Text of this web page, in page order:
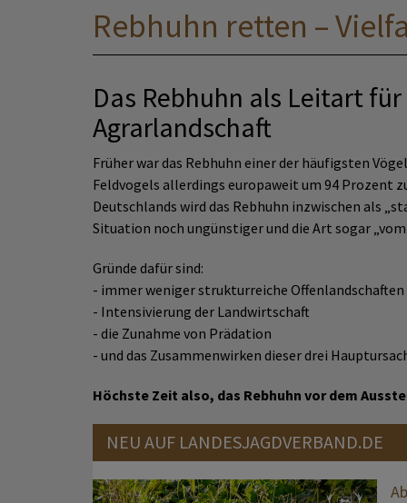
Rebhuhn retten –
Das Rebhuhn als Leitart
Agrarlandschaft
Früher war das Rebhuhn einer der häufigsten
Feldvogels allerdings europaweit um 94 Prozent
Deutschlands wird das Rebhuhn inzwischen als
Situation noch ungünstiger und die Art sogar
Gründe dafür sind:
- immer weniger strukturreiche
- Intensivierung der Landwirtschaft
- die Zunahme von Prädation
- und das Zusammenwirken dieser drei
Höchste Zeit also, das Rebhuhn vor dem
NEU AUF LANDESJAGDVERBAND.DE